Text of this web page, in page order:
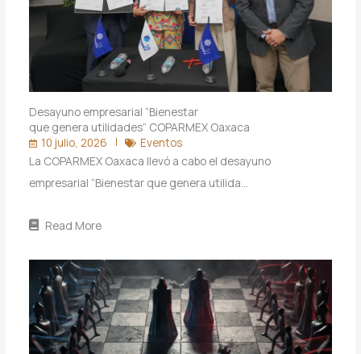
Desayuno empresarial “Bienestar
que genera utilidades” COPARMEX Oaxaca
10 julio, 2026
Eventos
La COPARMEX Oaxaca llevó a cabo el desayuno
empresarial “Bienestar que genera utilida…
Read More